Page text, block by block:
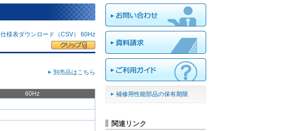
仕様表ダウンロード（CSV） 60Hz
別売品はこちら
60Hz
補修用性能部品の保有期限
関連リンク